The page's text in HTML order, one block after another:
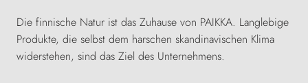
Die finnische Natur ist das Zuhause von PAIKKA. Langlebige
Produkte, die selbst dem harschen skandinavischen Klima
widerstehen, sind das Ziel des Unternehmens.